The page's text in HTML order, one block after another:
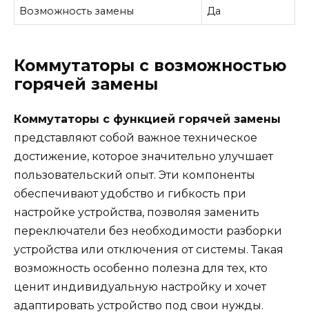
Возможность замены Да
Коммутаторы с возможностью
горячей замены
Коммутаторы с функцией горячей замены
представляют собой важное техническое
достижение, которое значительно улучшает
пользовательский опыт. Эти компоненты
обеспечивают удобство и гибкость при
настройке устройства, позволяя заменить
переключатели без необходимости разборки
устройства или отключения от системы. Такая
возможность особенно полезна для тех, кто
ценит индивидуальную настройку и хочет
адаптировать устройство под свои нужды.